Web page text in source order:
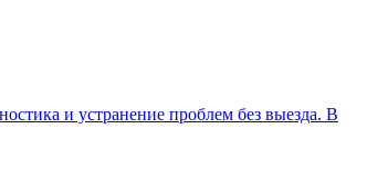
и устранение проблем без выезда. В